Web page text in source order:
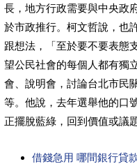
長，地方行政需要與中央政
於市政推行。柯文哲說，也
跟想法，「至於要不要表態
望公民社會的每個人都有獨
會、說明會，討論台北市民
等。他說，去年選舉他的口
正擺脫藍綠，回到價值或議
借錢急用 哪間銀行貸